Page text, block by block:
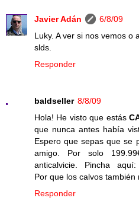
Javier Adán
6/8/09
Luky. A ver si nos vemos o
slds.
Responder
baldseller 8/8/09
Hola! He visto que estás
que nunca antes había
Espero que sepas que se
amigo. Por solo
anticalvicie. Pincha aquí:
Por que los calvos también
Responder